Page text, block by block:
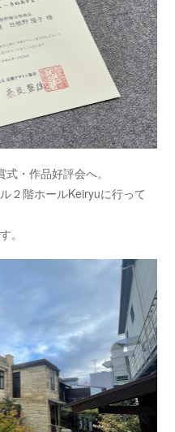
・作品好評会へ。
２階ホールKeiryuに行って
。